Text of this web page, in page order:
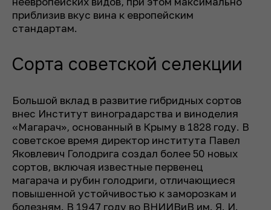
приблизив вкус вина к европейским
стандартам.
Сорта советской селекции
Большой вклад в развитие гибридных сортов
внес Институт виноградарства и виноделия
«Магарач», основанный в Крыму в 1828 году. В
советское время директор института Павел
Яковлевич Голодрига создал более 50 новых
сортов, включая известные первенец
магарача и рубин голодриги, отличающиеся
повышенной устойчивостью к заморозкам и
болезням. В 1947 году во ВНИИВиВ им. Я. И.